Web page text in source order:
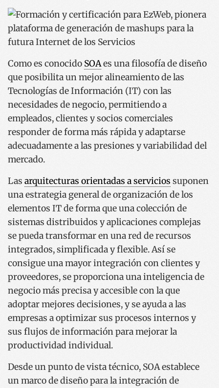
Como es conocido SOAes una filosofía de diseño
que posibilita un mejor alineamiento de las
Tecnologías de Información (IT) con las
necesidades de negocio, permitiendo a
empleados, clientes y socios comerciales
responder de forma más rápida y adaptarse
adecuadamente a las presiones y variabilidad del
mercado.
Las arquitecturas orientadas a servicios suponen
una estrategia general de organización de los
elementos IT de forma que una colección de
sistemas distribuidos y aplicaciones complejas
se pueda transformar en una red de recursos
integrados, simplificada y flexible. Así se
consigue una mayor integración con clientes y
proveedores, se proporciona una inteligencia de
negocio más precisa y accesible con la que
adoptar mejores decisiones, y se ayuda a las
empresas a optimizar sus procesos internos y
sus flujos de información para mejorar la
productividad individual.
Desde un punto de vista técnico, SOA establece
un marco de diseño para la integración de